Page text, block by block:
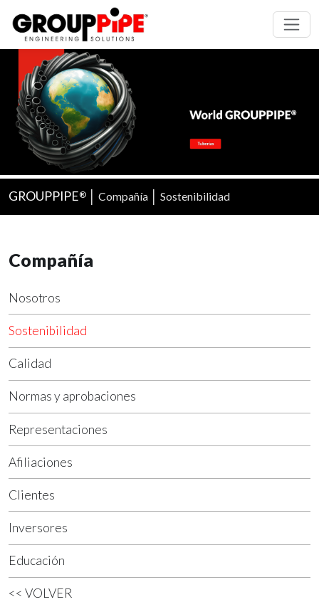
GROUPPIPE® Compañía Sostenibilidad
Compañía
Nosotros
Sostenibilidad
Calidad
Normas y aprobaciones
Representaciones
Afiliaciones
Clientes
Inversores
Educación
<< VOLVER